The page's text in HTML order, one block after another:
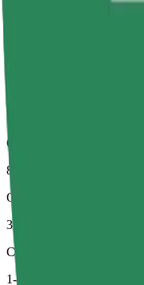
Větší vozidla s dostatkem
Odhadovaná doba jízdy
8 min
Odhadovaná vzdálenost
3,7 km
Cestující
1-4